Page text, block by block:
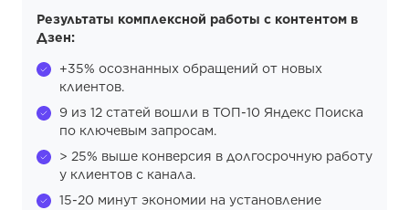
Результаты комплексной работы с контентом в
Дзен:
+35% осознанных обращений от новых
клиентов.
9 из 12 статей вошли в ТОП-10 Яндекс Поиска
по ключевым запросам.
> 25% выше конверсия в долгосрочную работу
у клиентов с канала.
15-20 минут экономии на установление